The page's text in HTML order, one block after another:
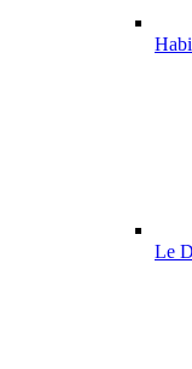
Le